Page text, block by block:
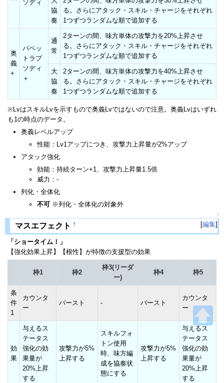
ソディ
協
奏
る。さらにアタック・スキル・チャージをそれぞれ
1つずつランダムな順で追加する
奥
義
+
パペッ
トラプ
ソディ
＋
通
常
2ターンの間、味方単体の攻撃力を20%上昇させ
る。さらにアタック・スキル・チャージをそれぞれ
1つずつランダムな順で追加する
大
協
奏
2ターンの間、味方単体の攻撃力を40%上昇させ
る。さらにアタック・スキル・チャージをそれぞれ
1つずつランダムな順で追加する
※LvはスキルLvを示すもので奥義Lvではないので注意。奥義Lvはいずれ
も1の時点のデータ。
奥義レベルアップ
性能：Lv1アップにつき、攻撃力上昇量が2%アップ
アタック強化
効能：持続ターン+1、攻撃力上昇量1.5倍
威力：-
列化・全体化
不可 ※列化・全体化の対象外
↑
マスエフェクト † [編集]
「ショータイム！」
【強化効果上昇】【根性】が特徴の支援型の効果
枠1 枠2
枠3(リーダ
ー)
枠4 枠5
条
件
1
カウンタ
ー
バースト - バースト
カウンタ
ー
効
果
与えるス
テータス
強化の効
果量が
20%上昇
する
攻撃力が5%
上昇する
スキルフォ
トン使用
時、味方編
成を協奏状
態にする
攻撃力が5%
上昇する
与えるス
テータス
強化の効
果量が
20%上昇
する